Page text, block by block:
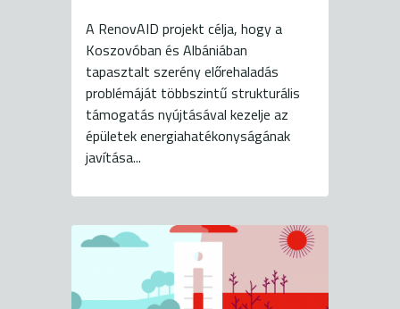
A RenovAID projekt célja, hogy a
Koszovóban és Albániában
tapasztalt szerény előrehaladás
problémáját többszintű strukturális
támogatás nyújtásával kezelje az
épületek energiahatékonyságának
javítása...